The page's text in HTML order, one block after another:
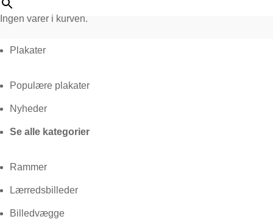
Ingen varer i kurven.
Plakater
Populære plakater
Nyheder
Se alle kategorier
Rammer
Lærredsbilleder
Billedvægge